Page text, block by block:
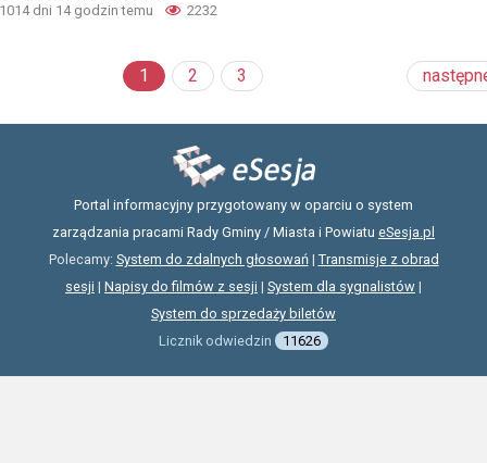
1014 dni 14 godzin temu 2232
1 2 3
Portal informacyjny przygotowany w oparciu o system
zarządzania pracami Rady Gminy / Miasta i Powiatu eSesja.pl
Polecamy: System do zdalnych głosowań| Transmisje z obrad
sesji | Napisy do filmów z sesji | System dla sygnalistów |
System do sprzedaży biletów
Licznik odwiedzin
11626